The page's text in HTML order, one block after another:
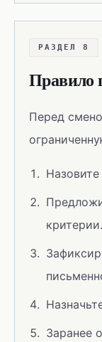
РАЗДЕЛ 8
Правило
Перед
критерии.
Заранее